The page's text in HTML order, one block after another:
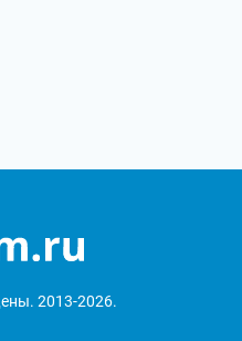
2013-2026.